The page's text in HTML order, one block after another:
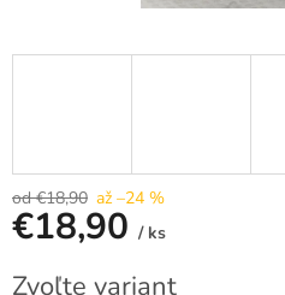
od €18,90 až –24 %
€18,90 / ks
Zvoľte variant